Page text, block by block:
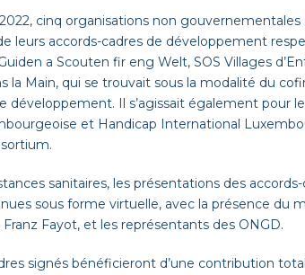
cinq organisations non
leurs accords-cadres de développement
a Scouten fir eng Welt, SOS Villages
la Main, qui se trouvait sous la modalité du
développement. Il s’agissait également pour
et Handicap International
sanitaires, les présentations des
sous forme virtuelle, avec la présence du
Franz Fayot, et les représentants des ONGD.
signés bénéficieront d’une contribution